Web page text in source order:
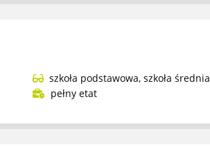
szkoła podstawowa, szkoła średnia
pełny etat